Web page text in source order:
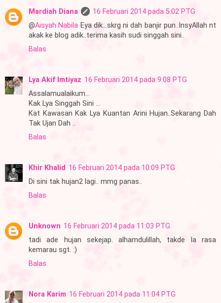
Mardiah Diana
16 Februari 2014 pada 5:02 PTG
@Aisyah Nabila Eya dik...skrg ni dah banjir pun..InsyAllah nt
akak ke blog adik..terima kasih sudi singgah sini..
Balas
Lya Akif Imtiyaz 16 Februari 2014 pada 9:08 PTG
Assalamualaikum...
Kak Lya Singgah Sini ...
Kat Kawasan Kak Lya Kuantan Arini Hujan..Sekarang Dah
Tak Ujan Dah ..
Balas
Khir Khalid 16 Februari 2014 pada 10:09 PTG
Di sini tak hujan2 lagi.. mmg panas..
Balas
Unknown 16 Februari 2014 pada 11:03 PTG
tadi ade hujan sekejap. alhamdulillah, takde la rasa
kemarau sgt. :)
Balas
Nora Karim 16 Februari 2014 pada 11:04 PTG